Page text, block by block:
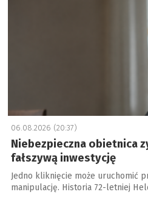
06.08.2026 (20:37)
Niebezpieczna obietnica
fałszywą inwestycję
Jedno kliknięcie może uruchomić
manipulację. Historia 72-letniej